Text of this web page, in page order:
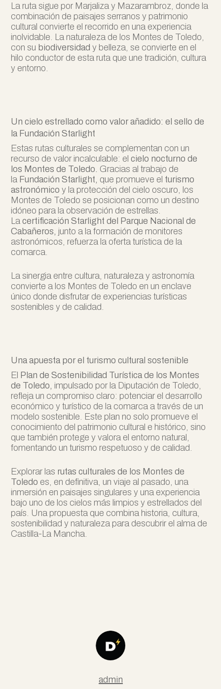
La ruta sigue por Marjaliza y Mazarambroz, donde la
combinación de paisajes serranos y patrimonio
cultural convierte el recorrido en una experiencia
inolvidable. La naturaleza de los Montes de Toledo,
con su biodiversidad y belleza, se convierte en el
hilo conductor de esta ruta que une tradición, cultura
y entorno.
Un cielo estrellado como valor añadido: el sello de
la Fundación Starlight
Estas rutas culturales se complementan con un
recurso de valor incalculable: elcielo nocturno de
los Montes de Toledo. Gracias al trabajo de
la Fundación Starlight, que promueve el turismo
astronómico y la protección del cielo oscuro, los
Montes de Toledo se posicionan como un destino
idóneo para la observación de estrellas.
La certificación Starlight del Parque Nacional de
Cabañeros, junto a la formación de monitores
astronómicos, refuerza la oferta turística de la
comarca.
La sinergia entre cultura, naturaleza y astronomía
convierte a los Montes de Toledo en un enclave
único donde disfrutar de experiencias turísticas
sostenibles y de calidad.
Una apuesta por el turismo cultural sostenible
El Plan de Sostenibilidad Turística de los Montes
de Toledo, impulsado por la Diputación de Toledo,
refleja un compromiso claro: potenciar el desarrollo
económico y turístico de la comarca a través de un
modelo sostenible. Este plan no solo promueve el
conocimiento del patrimonio cultural e histórico, sino
que también protege y valora el entorno natural,
fomentando un turismo respetuoso y de calidad.
Explorar las rutas culturales de los Montes de
Toledo es, en definitiva, un viaje al pasado, una
inmersión en paisajes singulares y una experiencia
bajo uno de los cielos más limpios y estrellados del
país. Una propuesta que combina historia, cultura,
sostenibilidad y naturaleza para descubrir el alma de
Castilla-La Mancha.
admin